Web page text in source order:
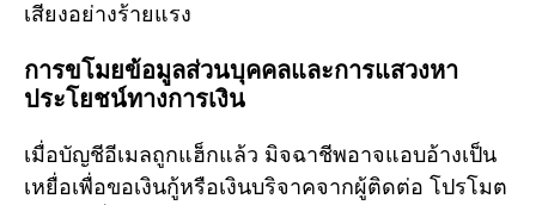
เสียงอย่างร้ายแรง
การขโมยข้อมูลส่วนบุคคลและการแสวงหา
ประโยชน์ทางการเงิน
เมื่อบัญชีอีเมลถูกแฮ็กแล้ว มิจฉาชีพอาจแอบอ้างเป็น
เหยื่อเพื่อขอเงินกู้หรือเงินบริจาคจากผู้ติดต่อ โปรโมต